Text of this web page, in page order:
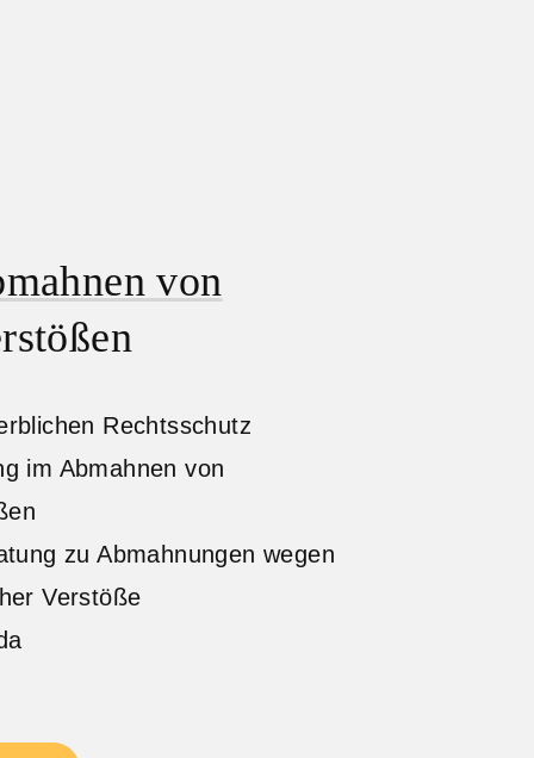
von
Rechtsschutz
im Abmahnen von
zu Abmahnungen wegen
Verstöße